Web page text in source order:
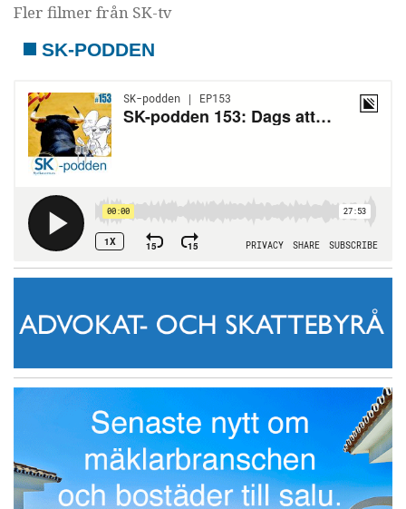
Fler filmer från SK-tv
SK-PODDEN